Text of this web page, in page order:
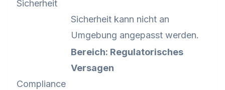
Sicherheit
Sicherheit kann nicht an
Umgebung angepasst werden.
Compliance
Bereich: Regulatorisches
Versagen